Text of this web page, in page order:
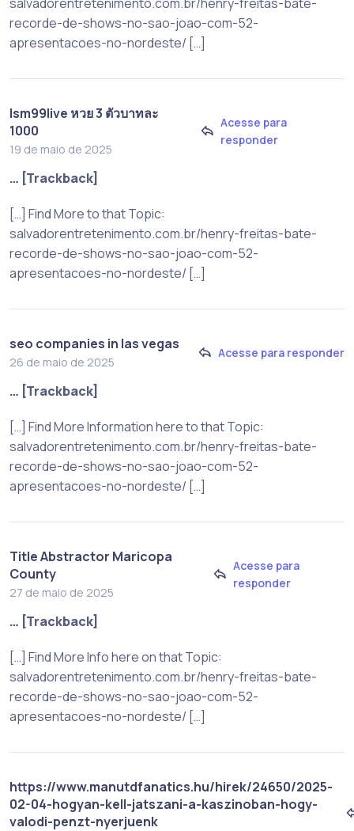
recorde-de-shows-no-sao-joao-com-52-
apresentacoes-no-nordeste/ […]
lsm99live หวย 3 ตัวบาทละ
1000
19 de maio de 2025
Acesse para
responder
… [Trackback]
[…] Find More to that Topic:
salvadorentretenimento.com.br/henry-freitas-bate-
recorde-de-shows-no-sao-joao-com-52-
apresentacoes-no-nordeste/ […]
seo companies in las vegas
26 de maio de 2025
Acesse para responder
… [Trackback]
[…] Find More Information here to that Topic:
salvadorentretenimento.com.br/henry-freitas-bate-
recorde-de-shows-no-sao-joao-com-52-
apresentacoes-no-nordeste/ […]
Title Abstractor Maricopa
County
27 de maio de 2025
Acesse para
responder
… [Trackback]
[…] Find More Info here on that Topic:
salvadorentretenimento.com.br/henry-freitas-bate-
recorde-de-shows-no-sao-joao-com-52-
apresentacoes-no-nordeste/ […]
https://www.manutdfanatics.hu/hirek/24650/2025-
02-04-hogyan-kell-jatszani-a-kaszinoban-hogy-
valodi-penzt-nyerjuenk